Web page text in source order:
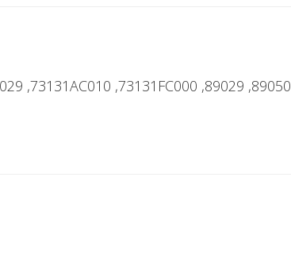
,73131AC010 ,73131FC000 ,89029 ,89050